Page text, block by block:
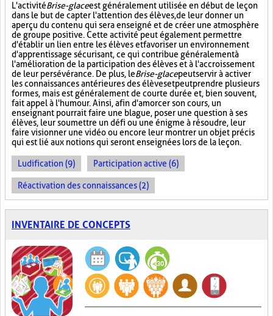
L'activitéBrise-glaceest généralement utilisée en début de leçon
dans le but de capter l'attention des élèves, de leur donner un
aperçu du contenu qui sera enseigné et de créer une atmosphère
de groupe positive. Cette activité peut également permettre
d'établir un lien entre les élèves et favoriser un environnement
d'apprentissage sécurisant, ce qui contribue généralement à
l'amélioration de la participation des élèves et à l'accroissement
de leur persévérance. De plus, leBrise-glacepeut servir à activer
les connaissances antérieures des élèves et peut prendre plusieurs
formes, mais est généralement de courte durée et, bien souvent,
fait appel à l'humour. Ainsi, afin d'amorcer son cours, un
enseignant pourrait faire une blague, poser une question à ses
élèves, leur soumettre un défi ou une énigme à résoudre, leur
faire visionner une vidéo ou encore leur montrer un objet précis
qui est lié aux notions qui seront enseignées lors de la leçon.
Ludification (9) Participation active (6)
Réactivation des connaissances (2)
INVENTAIRE DE CONCEPTS